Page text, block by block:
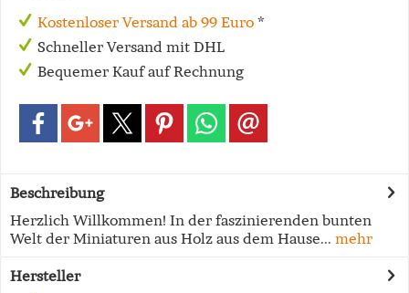
Kostenloser Versand ab 99 Euro *
Schneller Versand mit DHL
Bequemer Kauf auf Rechnung
Beschreibung
Herzlich Willkommen! In der faszinierenden bunten
Welt der Miniaturen aus Holz aus dem Hause... mehr
Hersteller